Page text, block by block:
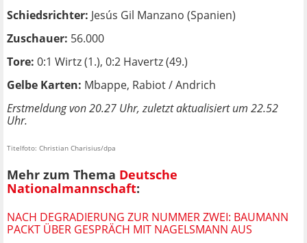
Schiedsrichter: Jesús Gil Manzano (Spanien)
Zuschauer: 56.000
Tore: 0:1 Wirtz (1.), 0:2 Havertz (49.)
Gelbe Karten: Mbappe, Rabiot / Andrich
Erstmeldung von 20.27 Uhr, zuletzt aktualisiert um 22.52
Uhr.
Titelfoto: Christian Charisius/dpa
Mehr zum Thema Deutsche
Nationalmannschaft:
NACH DEGRADIERUNG ZUR NUMMER ZWEI: BAUMANN
PACKT ÜBER GESPRÄCH MIT NAGELSMANN AUS